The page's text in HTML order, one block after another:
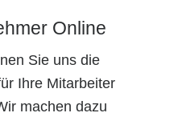
Online
Sie uns die
Ihre Mitarbeiter
machen dazu